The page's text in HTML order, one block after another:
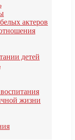
актеров
детей
жизни